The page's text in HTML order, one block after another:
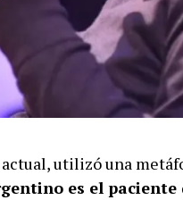
utilizó una
es el